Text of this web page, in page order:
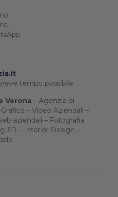
tempo possibile.
Verona – Agenzia di
– Video Aziendali –
aziendali – Fotografia
3D – Interior Design –